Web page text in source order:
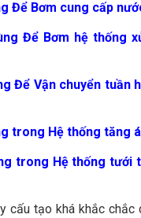
Để Bơm cung cấp
Để Bơm hệ thống
Để Vận chuyển
trong Hệ thống tăng
trong Hệ thống
cấu tạo khá khắc